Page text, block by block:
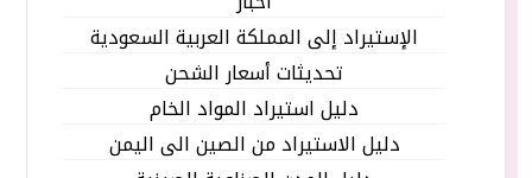
الإستيراد إلى المملكة العربية السعودية
تحديثات أسعار الشحن
دليل استيراد المواد الخام
دليل الاستيراد من الصين الى اليمن